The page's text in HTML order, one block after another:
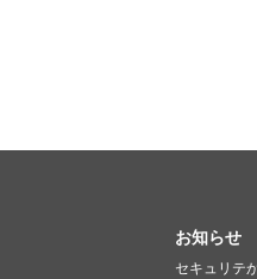
お知らせ
セキュリテ